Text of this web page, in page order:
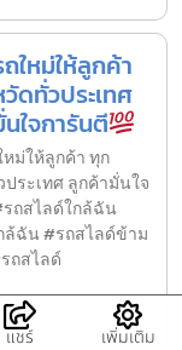
ใหม่ให้ลูกค้า
ดทั่วประเทศ
ใจการันตี
หม่ให้ลูกค้า ทุก
ประเทศ ลูกค้ามั่นใจ
ถสไลด์ใกล้ฉัน
ล้ฉัน #รถสไลด์ข้าม
ถสไลด์
แชร์ เพิ่มเติม